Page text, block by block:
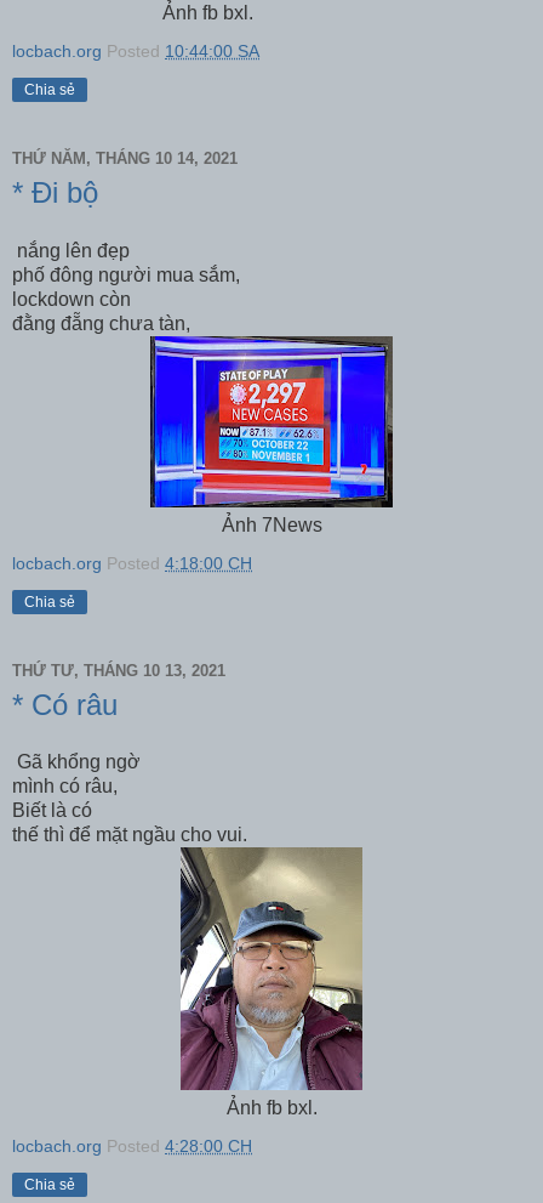
Ảnh fb bxl.
locbach.org Posted 10:44:00 SA
Chia sẻ
THỨ NĂM, THÁNG 10 14, 2021
* Đi bộ
nắng lên đẹp
phố đông người mua sắm,
lockdown còn
đằng đẵng chưa tàn,
Ảnh 7News
locbach.org Posted 4:18:00 CH
Chia sẻ
THỨ TƯ, THÁNG 10 13, 2021
* Có râu
Gã khổng ngờ
mình có râu,
Biết là có
thế thì để mặt ngầu cho vui.
Ảnh fb bxl.
locbach.org Posted 4:28:00 CH
Chia sẻ